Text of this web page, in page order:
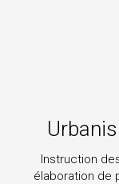
Instruction
élaboration de